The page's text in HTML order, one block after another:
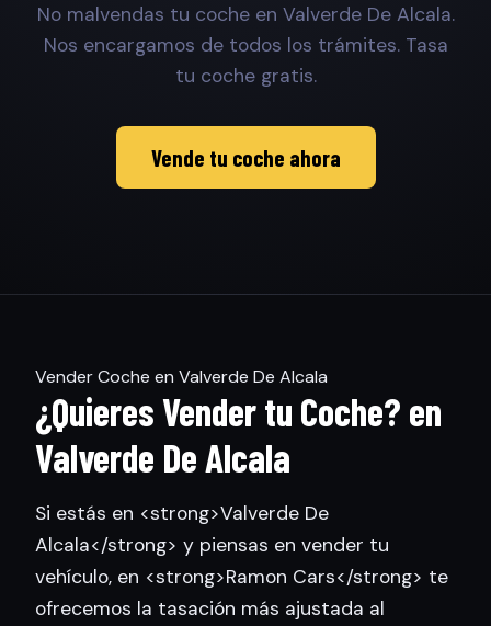
No malvendas tu coche en Valverde De Alcala.
Nos encargamos de todos los trámites. Tasa
tu coche gratis.
Vende tu coche ahora
Vender Coche en Valverde De Alcala
¿Quieres Vender tu Coche? en
Valverde De Alcala
Si estás en <strong>Valverde De
Alcala</strong> y piensas en vender tu
vehículo, en <strong>Ramon Cars</strong> te
ofrecemos la tasación más ajustada al